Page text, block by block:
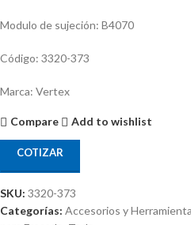
Modulo de sujeción: B4070
Código: 3320-373
Marca: Vertex
Compare Add to wishlist
COTIZAR
SKU: 3320-373
Categorías: Accesorios y